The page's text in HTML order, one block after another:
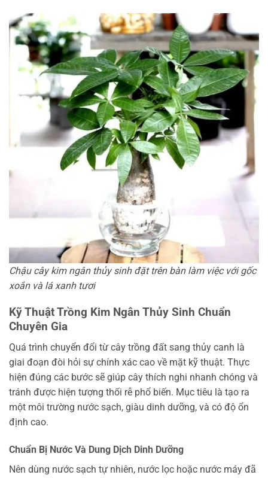
Chậu cây kim ngân thủy sinh đặt trên bàn làm việc với gốc
xoắn và lá xanh tươi
Kỹ Thuật Trồng Kim Ngân Thủy Sinh Chuẩn
Chuyên Gia
Quá trình chuyển đổi từ cây trồng đất sang thủy canh là
giai đoạn đòi hỏi sự chính xác cao về mặt kỹ thuật. Thực
hiện đúng các bước sẽ giúp cây thích nghi nhanh chóng và
tránh được hiện tượng thối rễ phổ biến. Mục tiêu là tạo ra
một môi trường nước sạch, giàu dinh dưỡng, và có độ ổn
định cao.
Chuẩn Bị Nước Và Dung Dịch Dinh Dưỡng
Nên dùng nước sạch tự nhiên, nước lọc hoặc nước máy đã